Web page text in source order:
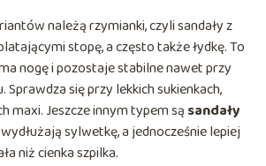
należą rzymianki, czyli sandały z
stopę, a często także łydkę. To
nogę i pozostaje stabilne nawet przy
Sprawdza się przy lekkich sukienkach,
maxi. Jeszcze innym typem są sandały
sylwetkę, a jednocześnie lepiej
niż cienka szpilka.